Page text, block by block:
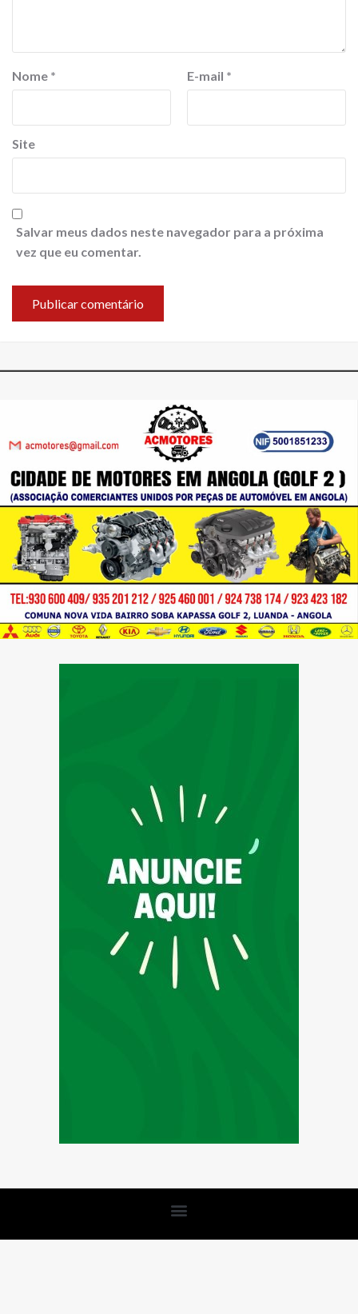
Nome * E-mail *
Site
Salvar meus dados neste navegador para a próxima
vez que eu comentar.